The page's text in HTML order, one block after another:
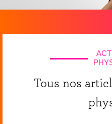
Tous nos